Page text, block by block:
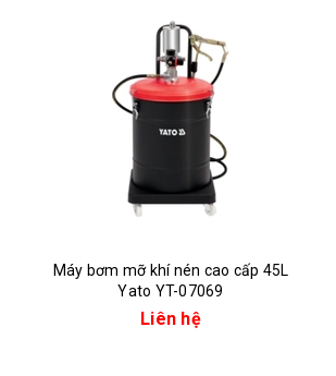
Máy bơm mỡ khí nén cao cấp 45L
Yato YT-07069
Liên hệ